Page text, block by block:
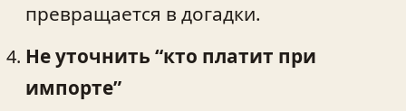
превращается в догадки.
Не уточнить “кто платит при
импорте”